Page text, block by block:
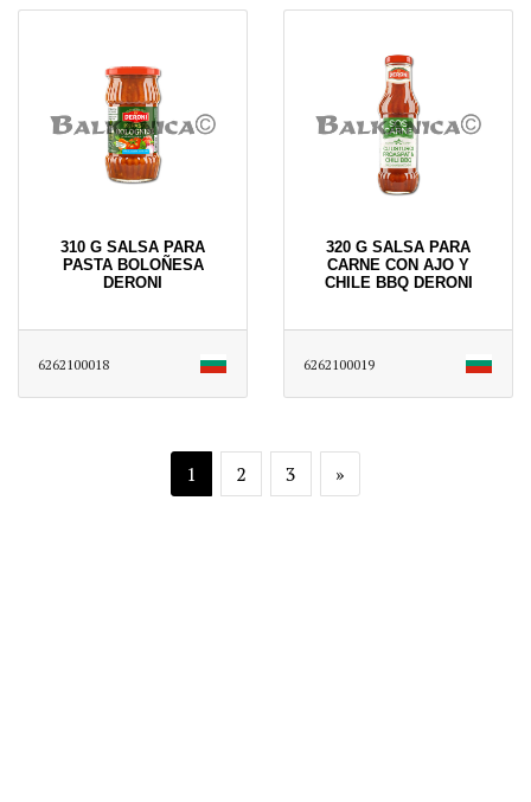
310 G SALSA PARA
PASTA BOLOÑESA
DERONI
6262100018
320 G SALSA PARA
CARNE CON AJO Y
CHILE BBQ DERONI
6262100019
1 2 3 »